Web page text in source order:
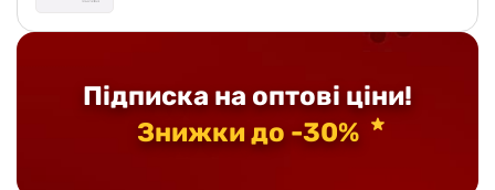
Підписка на оптові ціни!
Знижки до -30%